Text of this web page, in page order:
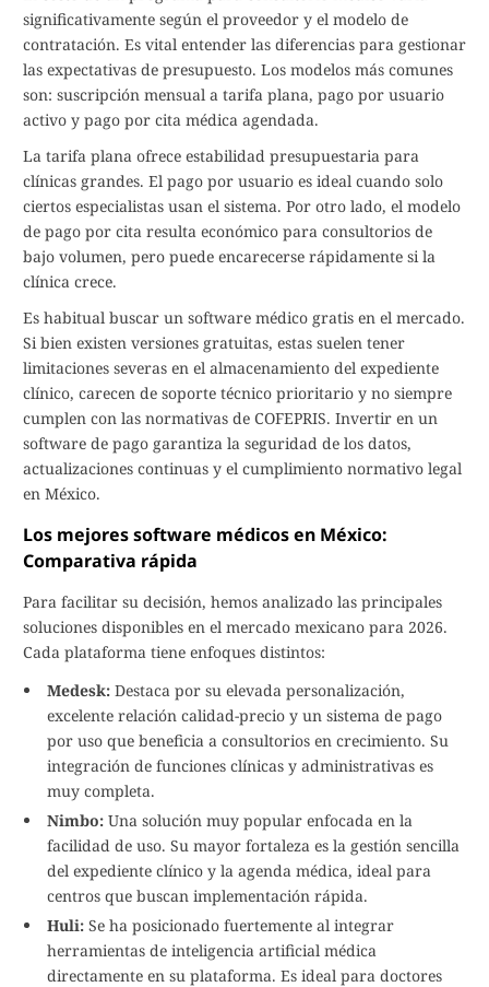
significativamente según el proveedor y el modelo de
contratación. Es vital entender las diferencias para gestionar
las expectativas de presupuesto. Los modelos más comunes
son: suscripción mensual a tarifa plana, pago por usuario
activo y pago por cita médica agendada.
La tarifa plana ofrece estabilidad presupuestaria para
clínicas grandes. El pago por usuario es ideal cuando solo
ciertos especialistas usan el sistema. Por otro lado, el modelo
de pago por cita resulta económico para consultorios de
bajo volumen, pero puede encarecerse rápidamente si la
clínica crece.
Es habitual buscar un software médico gratis en el mercado.
Si bien existen versiones gratuitas, estas suelen tener
limitaciones severas en el almacenamiento del expediente
clínico, carecen de soporte técnico prioritario y no siempre
cumplen con las normativas de COFEPRIS. Invertir en un
software de pago garantiza la seguridad de los datos,
actualizaciones continuas y el cumplimiento normativo legal
en México.
Los mejores software médicos en México:
Comparativa rápida
Para facilitar su decisión, hemos analizado las principales
soluciones disponibles en el mercado mexicano para 2026.
Cada plataforma tiene enfoques distintos:
Medesk: Destaca por su elevada personalización,
excelente relación calidad-precio y un sistema de pago
por uso que beneficia a consultorios en crecimiento. Su
integración de funciones clínicas y administrativas es
muy completa.
Nimbo: Una solución muy popular enfocada en la
facilidad de uso. Su mayor fortaleza es la gestión sencilla
del expediente clínico y la agenda médica, ideal para
centros que buscan implementación rápida.
Huli: Se ha posicionado fuertemente al integrar
herramientas de inteligencia artificial médica
directamente en su plataforma. Es ideal para doctores